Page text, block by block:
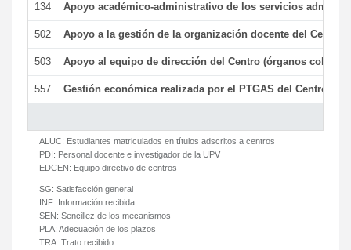
134 Apoyo académico-administrativo de los servicios
502 Apoyo a la gestión de la organización docente del Centro
503 Apoyo al equipo de dirección del Centro (órganos
557 Gestión económica realizada por el PTGAS del Centro
ALUC: Estudiantes matriculados en títulos adscritos a centros
PDI: Personal docente e investigador de la UPV
EDCEN: Equipo directivo de centros
SG: Satisfacción general
INF: Información recibida
SEN: Sencillez de los mecanismos
PLA: Adecuación de los plazos
TRA: Trato recibido